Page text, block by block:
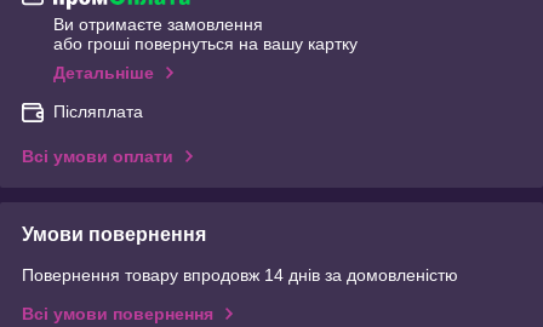
Ви отримаєте замовлення
або гроші повернуться на вашу картку
Детальніше
Післяплата
Всі умови оплати
Умови повернення
Повернення товару впродовж 14 днів за домовленістю
Всі умови повернення